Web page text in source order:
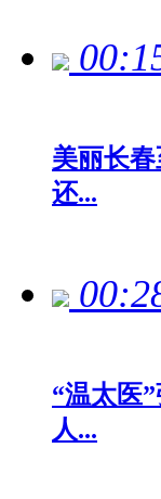
美丽长
还...
“温太医
人...